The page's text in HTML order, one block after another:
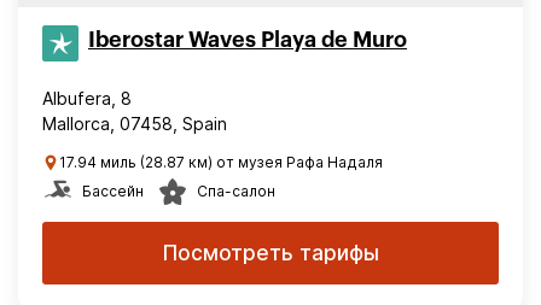
Iberostar Waves Playa de Muro
Albufera, 8
Mallorca, 07458, Spain
17.94 миль (28.87 км) от музея Рафа Надаля
Бассейн
Спа-салон
Посмотреть тарифы